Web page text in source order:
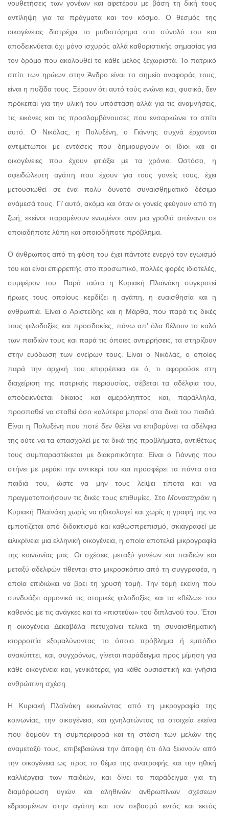
νουθετήσεις των γονέων και αφετέρου με βάση τη δική τους
αντίληψη για τα πράγματα και τον κόσμο. Ο θεσμός της
οικογένειας διατρέχει το μυθιστόρημα στο σύνολό του και
αποδεικνύεται όχι μόνο ισχυρός αλλά καθοριστικής σημασίας για
τον δρόμο που ακολουθεί το κάθε μέλος ξεχωριστά. Το πατρικό
σπίτι των ηρώων στην Άνδρο είναι το σημείο αναφοράς τους,
είναι η πυξίδα τους. Ξέρουν ότι αυτό τούς ενώνει και, φυσικά, δεν
πρόκειται για την υλική του υπόσταση αλλά για τις αναμνήσεις,
τις εικόνες και τις προσλαμβάνουσες που ενσαρκώνει το σπίτι
αυτό. Ο Νικόλας, η Πολυξένη, ο Γιάννης συχνά έρχονται
αντιμέτωποι με εντάσεις που δημιουργούν οι ίδιοι και οι
οικογένειες που έχουν φτιάξει με τα χρόνια. Ωστόσο, η
αφειδώλευτη αγάπη που έχουν για τους γονείς τους, έχει
μετουσιωθεί σε ένα πολύ δυνατό συναισθηματικό δέσιμο
ανάμεσά τους. Γι’ αυτό, ακόμα και όταν οι γονείς φεύγουν από τη
ζωή, εκείνοι παραμένουν ενωμένοι σαν μια γροθιά απέναντι σε
οποιαδήποτε λύπη και οποιοδήποτε πρόβλημα.
Ο άνθρωπος από τη φύση του έχει πάντοτε ενεργό τον εγωισμό
του και είναι επιρρεπής στο προσωπικό, πολλές φορές ιδιοτελές,
συμφέρον του. Παρά ταύτα η Κυριακή Πλαϊνάκη συγκροτεί
ήρωες τους οποίους κερδίζει η αγάπη, η ευαισθησία και η
ανθρωπιά. Είναι ο Αριστείδης και η Μάρθα, που παρά τις δικές
τους φιλοδοξίες και προσδοκίες, πάνω απ’ όλα θέλουν το καλό
των παιδιών τους και παρά τις όποιες αντιρρήσεις, τα στηρίζουν
στην ευόδωση των ονείρων τους. Είναι ο Νικόλας, ο οποίος
παρά την αρχική του επιρρέπεια σε ό, τι αφορούσε στη
διαχείριση της πατρικής περιουσίας, σέβεται τα αδέλφια του,
αποδεικνύεται δίκαιος και αμερόληπτος και, παράλληλα,
προσπαθεί να σταθεί όσο καλύτερα μπορεί στα δικά του παιδιά.
Είναι η Πολυξένη που ποτέ δεν θέλει να επιβαρύνει τα αδέλφια
της ούτε να τα απασχολεί με τα δικά της προβλήματα, αντιθέτως
τους συμπαραστέκεται με διακριτικότητα. Είναι ο Γιάννης που
στήνει με μεράκι την αντικερί του και προσφέρει τα πάντα στα
παιδιά του, ώστε να μην τους λείψει τίποτα και να
πραγματοποιήσουν τις δικές τους επιθυμίες. ΣτοΜοναστηράκιη
Κυριακή Πλαϊνάκη χωρίς να ηθικολογεί και χωρίς η γραφή της να
εμποτίζεται από διδακτισμό και καθωσπρεπισμό, σκιαγραφεί με
ειλικρίνεια μια ελληνική οικογένεια, η οποία αποτελεί μικρογραφία
της κοινωνίας μας. Οι σχέσεις μεταξύ γονέων και παιδιών και
μεταξύ αδελφών τίθενται στο μικροσκόπιο από τη συγγραφέα, η
οποία επιδιώκει να βρει τη χρυσή τομή. Την τομή εκείνη που
συνδυάζει αρμονικά τις ατομικές φιλοδοξίες και τα «θέλω» του
καθενός με τις ανάγκες και τα «πιστεύω» του διπλανού του. Έτσι
η οικογένεια Δεκαβάλα πετυχαίνει τελικά τη συναισθηματική
ισορροπία εξομαλύνοντας το όποιο πρόβλημα ή εμπόδιο
ανακύπτει, και, συγχρόνως, γίνεται παράδειγμα προς μίμηση για
κάθε οικογένεια και, γενικότερα, για κάθε ουσιαστική και γνήσια
ανθρώπινη σχέση.
Η Κυριακή Πλαϊνάκη εκκινώντας από τη μικρογραφία της
κοινωνίας, την οικογένεια, και ιχνηλατώντας τα στοιχεία εκείνα
που δομούν τη συμπεριφορά και τη στάση των μελών της
αναμεταξύ τους, επιβεβαιώνει την άποψη ότι όλα ξεκινούν από
την οικογένεια ως προς το θέμα της ανατροφής και την ηθική
καλλιέργεια των παιδιών, και δίνει το παράδειγμα για τη
διαμόρφωση υγιών και αληθινών ανθρωπίνων σχέσεων
εδρασμένων στην αγάπη και τον σεβασμό εντός και εκτός